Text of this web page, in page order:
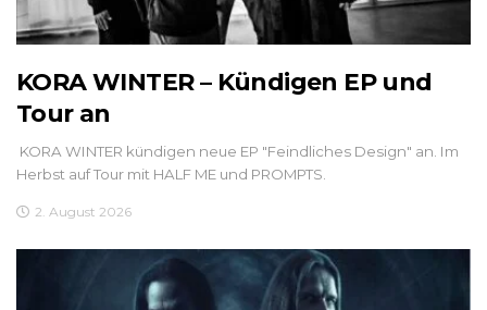
KORA WINTER – Kündigen EP und
Tour an
KORA WINTER kündigen neue EP "Feindliches Design" an. Im
Herbst auf Tour mit HALF ME und PROMPTS.
2. August 2026